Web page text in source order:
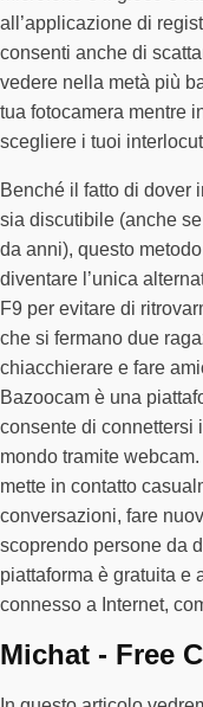
all’applicazione di
consenti anche di
vedere nella metà più
tua fotocamera mentre
scegliere i tuoi
Benché il fatto di dover
sia discutibile (anche
da anni), questo
diventare l’unica
F9 per evitare di
che si fermano due
chiacchierare e fare
Bazoocam è una
consente di connettersi
mondo tramite
mette in contatto
conversazioni, fare
scoprendo persone da
piattaforma è gratuita e
connesso a Internet,
Michat - Free